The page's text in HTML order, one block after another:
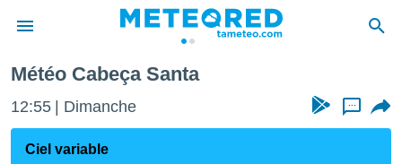
de
Météo Cabeça Santa
12:55 Dimanche ...
Ciel variable